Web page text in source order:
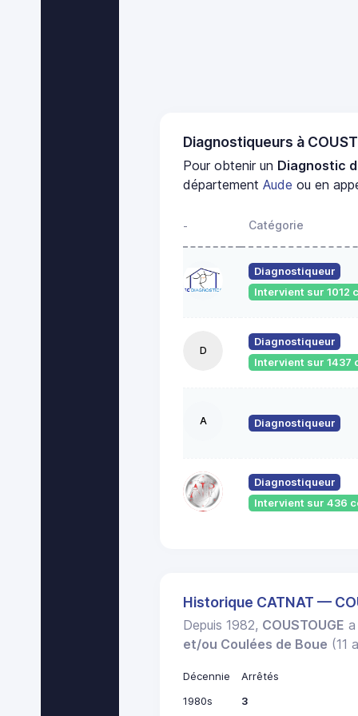
Diagnostiqueurs à
Pour obtenir un Diagnostic
départementAude ou en
- Catégorie
Diagnostiqueur
Intervient sur 1012
D
Diagnostiqueur
Intervient sur 1437
A Diagnostiqueur
Diagnostiqueur
Intervient sur 436
Historique CATNAT —
Depuis 1982, COUSTOUGE
et/ou Coulées de Boue (11
Décennie
Arrêtés
1980s
3